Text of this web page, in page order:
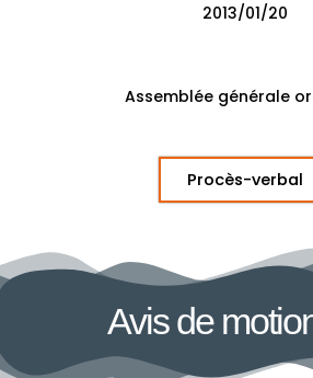
2013/01/20
Assemblée générale
Procès-verbal
Avis de